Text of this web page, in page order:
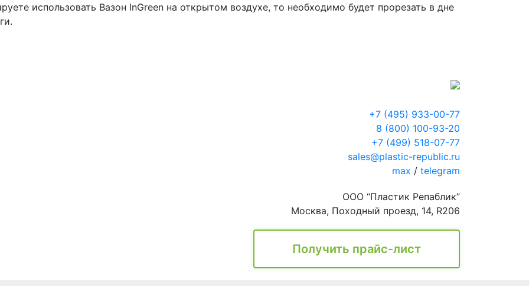
использовать Вазон InGreen на открытом воздухе, то необходимо будет прорезать в дне
+7 (495) 933-00-77
8 (800) 100-93-20
+7 (499) 518-07-77
sales@plastic-republic.ru
max / telegram
ООО “Пластик Репаблик”
Москва, Походный проезд, 14, R206
Получить прайс-лист